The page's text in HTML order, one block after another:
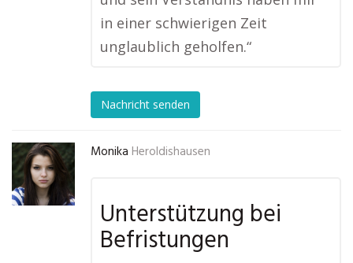
in einer schwierigen Zeit
unglaublich geholfen.“
Nachricht senden
Monika Heroldishausen
Unterstützung bei
Befristungen